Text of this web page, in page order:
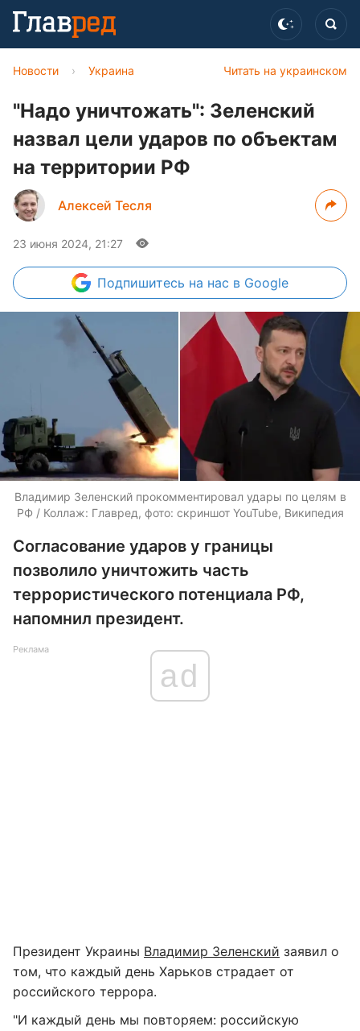
Читать на украинском
Новости › Украина
"Надо уничтожать": Зеленский
назвал цели ударов по объектам
на территории РФ
Алексей Тесля
23 июня 2024, 21:27
Подпишитесь на нас в Google
Владимир Зеленский прокомментировал удары по целям в
РФ / Коллаж: Главред, фото: скриншот YouTube, Википедия
Согласование ударов у границы
позволило уничтожить часть
террористического потенциала РФ,
напомнил президент.
Реклама
ad
Президент Украины Владимир Зеленский заявил о
том, что каждый день Харьков страдает от
российского террора.
"И каждый день мы повторяем: российскую